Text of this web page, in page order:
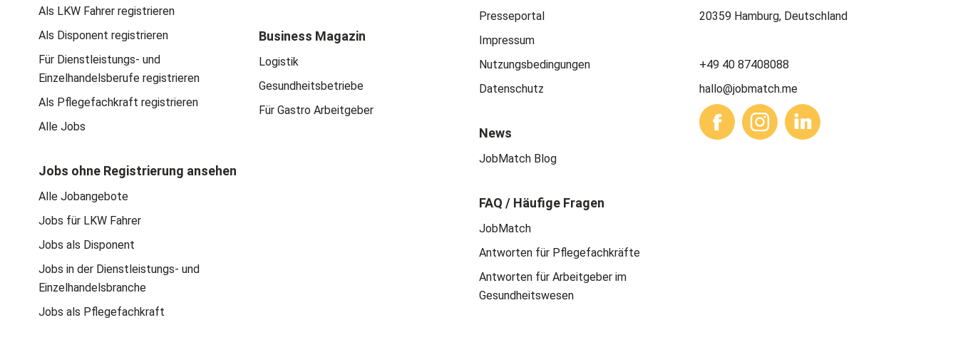
Als LKW Fahrer registrieren
Als Disponent registrieren
Für Dienstleistungs- und
Einzelhandelsberufe registrieren
Als Pflegefachkraft registrieren
Alle Jobs
Jobs ohne Registrierung ansehen
Alle Jobangebote
Jobs für LKW Fahrer
Jobs als Disponent
Jobs in der Dienstleistungs- und
Einzelhandelsbranche
Jobs als Pflegefachkraft
Business Magazin
Logistik
Gesundheitsbetriebe
Für Gastro Arbeitgeber
Presseportal
Impressum
Nutzungsbedingungen
Datenschutz
News
JobMatch Blog
FAQ / Häufige Fragen
JobMatch
Antworten für Pflegefachkräfte
Antworten für Arbeitgeber im
Gesundheitswesen
20359 Hamburg, Deutschland
+49 40 87408088
hallo@jobmatch.me